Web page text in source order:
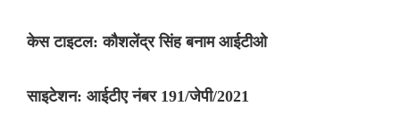
केस टाइटल: कौशलेंद्र सिंह बनाम आईटीओ
साइटेशन: आईटीए नंबर 191/जेपी/2021